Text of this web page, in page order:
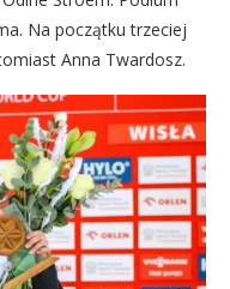
Na początku trzeciej
Anna Twardosz.